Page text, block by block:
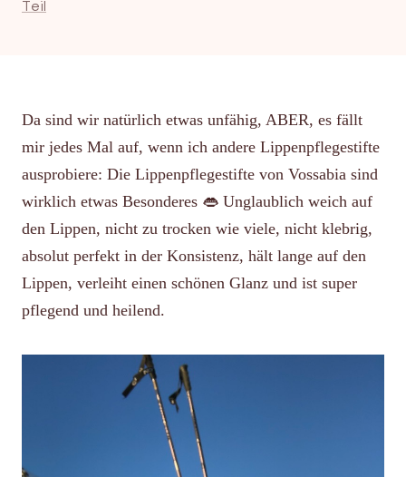
Teil
Da sind wir natürlich etwas unfähig, ABER, es fällt
mir jedes Mal auf, wenn ich andere Lippenpflegestifte
ausprobiere: Die Lippenpflegestifte von Vossabia sind
wirklich etwas Besonderes 👄 Unglaublich weich auf
den Lippen, nicht zu trocken wie viele, nicht klebrig,
absolut perfekt in der Konsistenz, hält lange auf den
Lippen, verleiht einen schönen Glanz und ist super
pflegend und heilend.